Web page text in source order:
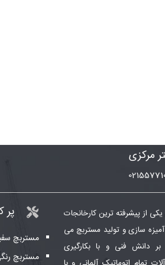
مرکزی
یکی از پیشرفته ترین کارخانجات
سازی و تولید مستربچ می
دانش فنی و با بکارگیری
پر
مستربچ
مستربچ